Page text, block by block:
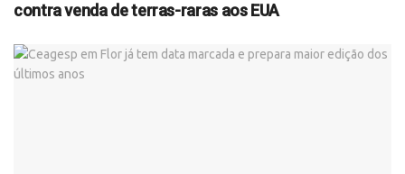
contra venda de terras-raras aos EUA